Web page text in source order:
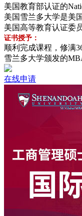
美国教育部认证的
美国雪兰多大学是美
美国高等教育认证委
证书授予：
顺利完成课程，修满
雪兰多大学颁发的
在线申请